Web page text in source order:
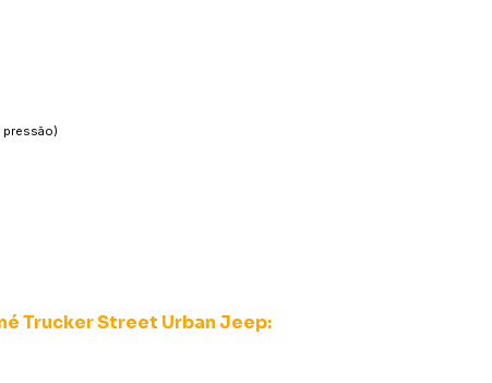
pressão)
Trucker Street Urban Jeep: